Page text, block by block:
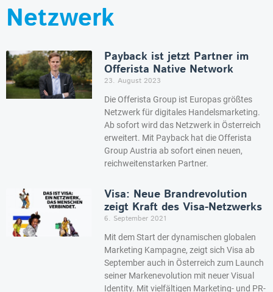
Netzwerk
Payback ist jetzt Partner im
Offerista Native Network
23. August 2023
Die Offerista Group ist Europas größtes
Netzwerk für digitales Handelsmarketing.
Ab sofort wird das Netzwerk in Österreich
erweitert. Mit Payback hat die Offerista
Group Austria ab sofort einen neuen,
reichweitenstarken Partner.
Visa: Neue Brandrevolution
zeigt Kraft des Visa-Netzwerks
6. September 2021
Mit dem Start der dynamischen globalen
Marketing Kampagne, zeigt sich Visa ab
September auch in Österreich zum Launch
seiner Markenevolution mit neuer Visual
Identity. Mit vielfältigen Marketing- und PR-